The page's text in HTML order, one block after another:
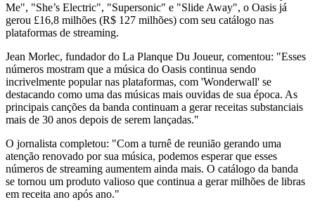
Me", "She’s Electric", "Supersonic" e "Slide Away", o Oasis já
gerou £16,8 milhões (R$ 127 milhões) com seu catálogo nas
plataformas de streaming.
Jean Morlec, fundador do La Planque Du Joueur, comentou: "Esses
números mostram que a música do Oasis continua sendo
incrivelmente popular nas plataformas, com 'Wonderwall' se
destacando como uma das músicas mais ouvidas de sua época. As
principais canções da banda continuam a gerar receitas substanciais
mais de 30 anos depois de serem lançadas."
O jornalista completou: "Com a turnê de reunião gerando uma
atenção renovado por sua música, podemos esperar que esses
números de streaming aumentem ainda mais. O catálogo da banda
se tornou um produto valioso que continua a gerar milhões de libras
em receita ano após ano."